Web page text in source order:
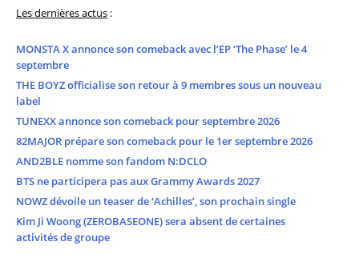
Les dernières actus :
MONSTA X annonce son comeback avec l’EP ‘The Phase’ le 4
septembre
THE BOYZ officialise son retour à 9 membres sous un nouveau
label
TUNEXX annonce son comeback pour septembre 2026
82MAJOR prépare son comeback pour le 1er septembre 2026
AND2BLE nomme son fandom N:DCLO
BTS ne participera pas aux Grammy Awards 2027
NOWZ dévoile un teaser de ‘Achilles’, son prochain single
Kim Ji Woong (ZEROBASEONE) sera absent de certaines
activités de groupe